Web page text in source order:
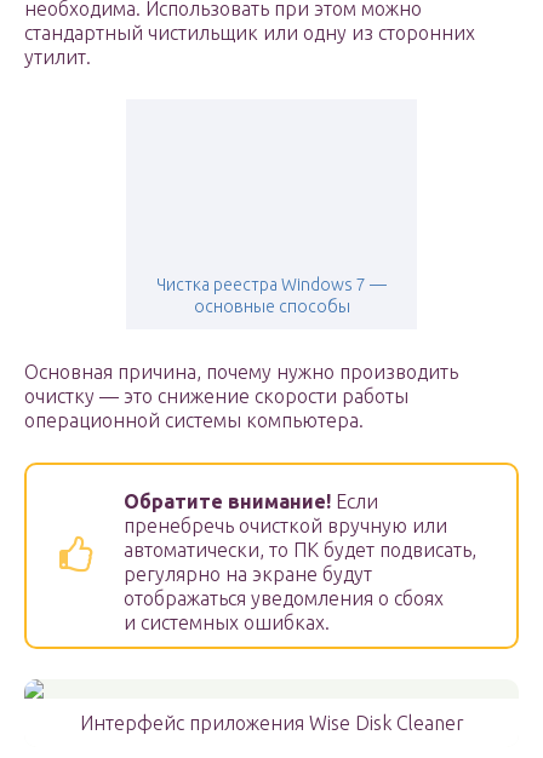
необходима. Использовать при этом можно
стандартный чистильщик или одну из сторонних
утилит.
Чистка реестра Windows 7 —
основные способы
Основная причина, почему нужно производить
очистку — это снижение скорости работы
операционной системы компьютера.
Обратите внимание! Если
пренебречь очисткой вручную или
автоматически, то ПК будет подвисать,
регулярно на экране будут
отображаться уведомления о сбоях
и системных ошибках.
Интерфейс приложения Wise Disk Cleaner